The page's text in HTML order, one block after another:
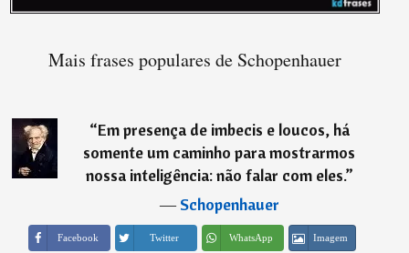
Mais frases populares de Schopenhauer
“Em presença de imbecis e loucos, há
somente um caminho para mostrarmos
nossa inteligência: não falar com eles.”
―Schopenhauer
Facebook Twitter WhatsApp Imagem